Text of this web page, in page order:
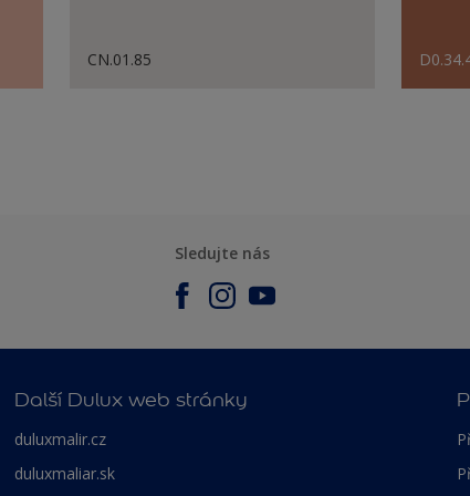
CN.01.85
Sledujte nás
Další Dulux web stránky
duluxmalir.cz
duluxmaliar.sk